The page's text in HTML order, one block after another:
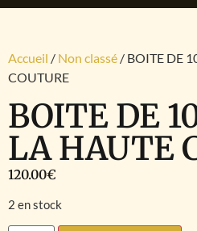
Accueil / Non classé / BOITE DE
COUTURE
BOITE DE
LA HAUTE
120.00€
2 en stock